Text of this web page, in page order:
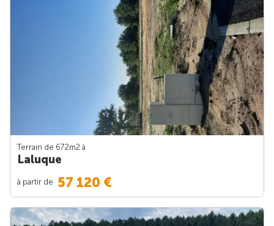
Terrain de 672m2 à
Laluque
à partir de 57 120 €